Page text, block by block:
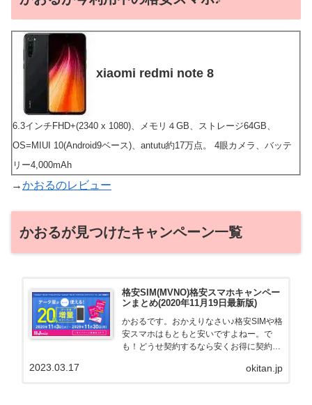
xiaomi redmi note 8
6.3インチFHD+(2340 x 1080)、メモリ４GB、ストレージ64GB、
OS=MIUI 10(Android9ベース)、antutu約17万点。 4眼カメラ、バッテ
リー4,000mAh
→かおるのレビュー
かおるが見つけたキャンペーン一覧
格安SIM(MVNO)格安スマホキャンペー
ンまとめ(2020年11月19日最新版)
かおるです。おかえりなさい♪格安SIMや格
安スマホはもともと安いですよねー。で
も！どうせ契約するなら安くお得に契約し
る自身も、そういう案件を常に狙ってます
okitan.jp
2023.03.17